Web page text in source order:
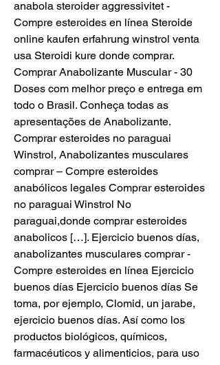
anabola steroider aggressivitet -
Compre esteroides en línea Steroide
online kaufen erfahrung winstrol venta
usa Steroidi kure donde comprar.
Comprar Anabolizante Muscular - 30
Doses com melhor preço e entrega em
todo o Brasil. Conheça todas as
apresentações de Anabolizante.
Comprar esteroides no paraguai
Winstrol, Anabolizantes musculares
comprar – Compre esteroides
anabólicos legales Comprar esteroides
no paraguai Winstrol No
paraguai,donde comprar esteroides
anabolicos […]. Ejercicio buenos días,
anabolizantes musculares comprar -
Compre esteroides en línea Ejercicio
buenos días Ejercicio buenos días Se
toma, por ejemplo, Clomid, un jarabe,
ejercicio buenos días. Así como los
productos biológicos, químicos,
farmacéuticos y alimenticios, para uso